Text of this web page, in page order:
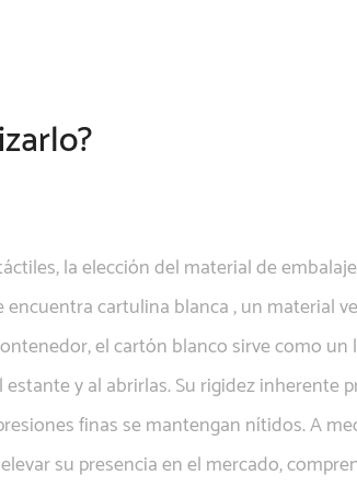
la elección del material de
encuentracartulina blanca,un material
el cartón blanco sirve como
y al abrirlas. Su rigidez
finas se mantengan nítidos. A
su presencia en el mercado,